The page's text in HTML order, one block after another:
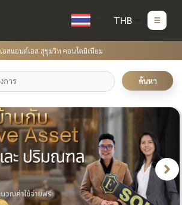
THB
เอสแอนด์เอส สุขุมวิท คอนโดมิเนียม
ค้นหา